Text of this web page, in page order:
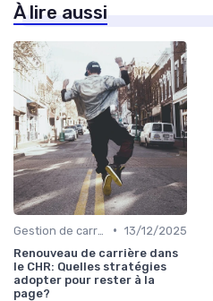
À lire aussi
• 13/12/2025
Renouveau de carrière dans
le CHR: Quelles stratégies
adopter pour rester à la
page?